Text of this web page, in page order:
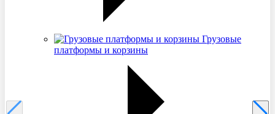
Грузовые
платформы и корзины